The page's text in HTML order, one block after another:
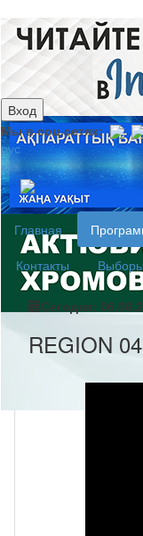
Вход
Мы в соц.сетях:
рус
каз
Главная
Контакты
Сегодня:
REGION 04